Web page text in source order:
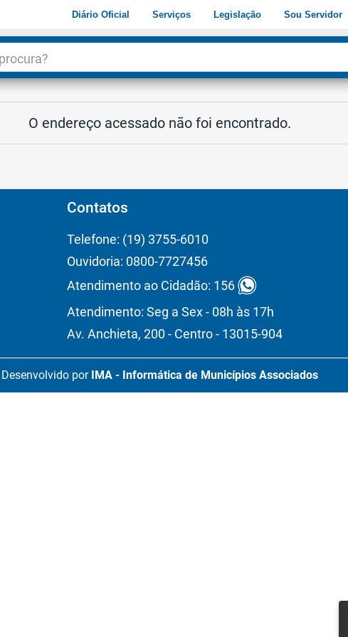
Diário Oficial Serviços Legislação Sou Servidor
O endereço acessado não foi encontrado.
Contatos
Telefone: (19) 3755-6010
Ouvidoria: 0800-7727456
Atendimento ao Cidadão: 156
Atendimento: Seg a Sex - 08h às 17h
Av. Anchieta, 200 - Centro - 13015-904
Desenvolvido por IMA - Informática de Municípios Associados